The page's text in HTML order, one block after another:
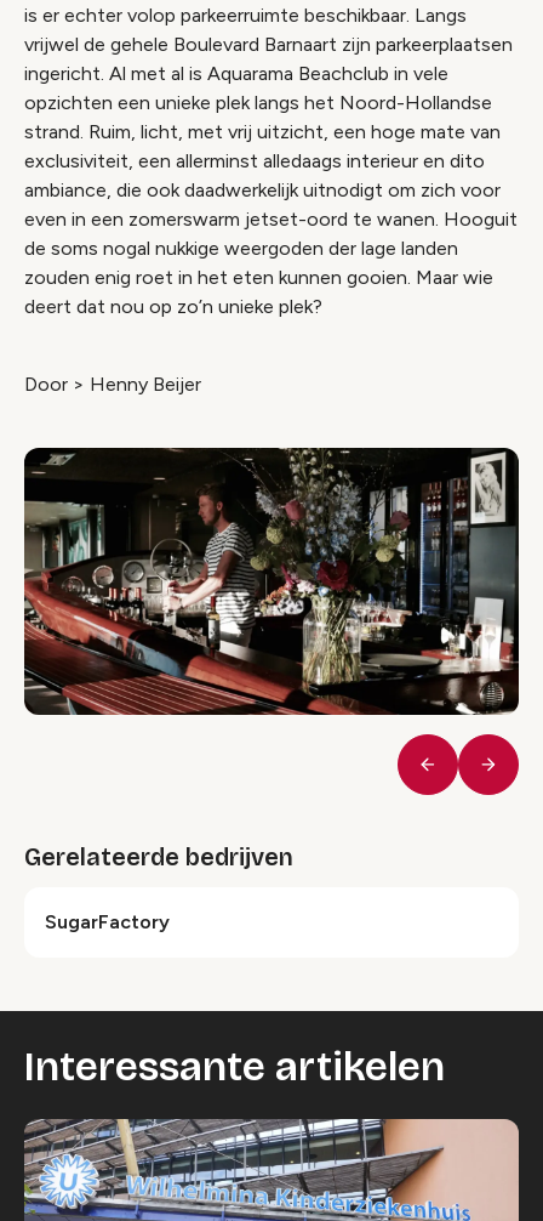
is er echter volop parkeerruimte beschikbaar. Langs
vrijwel de gehele Boulevard Barnaart zijn parkeerplaatsen
ingericht. Al met al is Aquarama Beachclub in vele
opzichten een unieke plek langs het Noord-Hollandse
strand. Ruim, licht, met vrij uitzicht, een hoge mate van
exclusiviteit, een allerminst alledaags interieur en dito
ambiance, die ook daadwerkelijk uitnodigt om zich voor
even in een zomerswarm jetset-oord te wanen. Hooguit
de soms nogal nukkige weergoden der lage landen
zouden enig roet in het eten kunnen gooien. Maar wie
deert dat nou op zo’n unieke plek?
Door > Henny Beijer
Vorige
Gerelateerde bedrijven
SugarFactory
Interessante artikelen